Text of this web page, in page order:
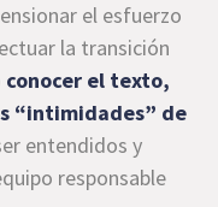
el esfuerzo
la transición
conocer el texto,
“intimidades” de
entendidos y
responsable